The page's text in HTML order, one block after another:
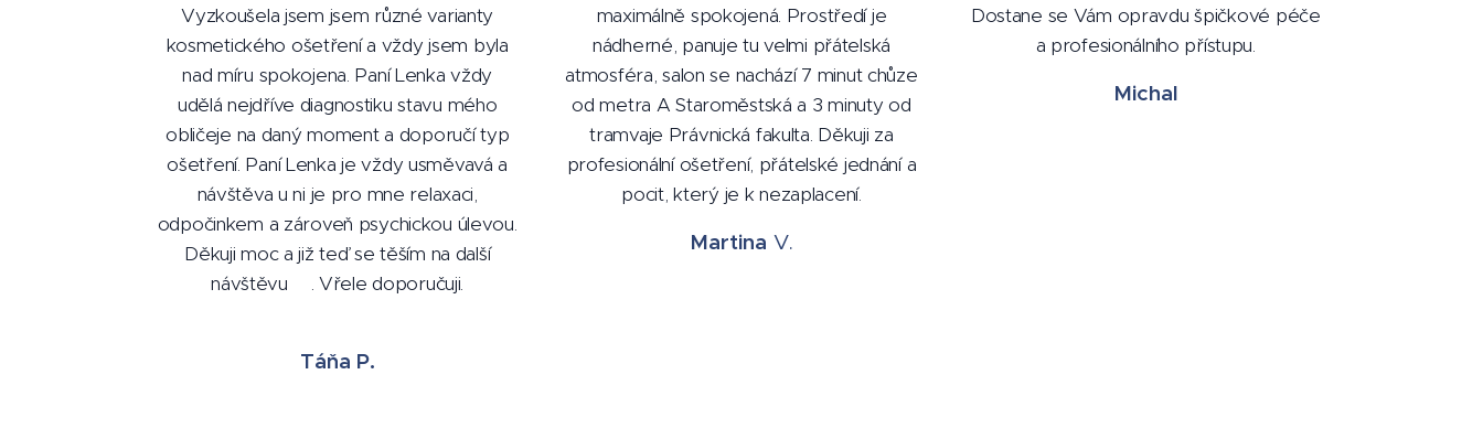
Vyzkoušela jsem jsem různé varianty
kosmetického ošetření a vždy jsem byla
nad míru spokojena. Paní Lenka vždy
udělá nejdříve diagnostiku stavu mého
obličeje na daný moment a doporučí typ
ošetření. Paní Lenka je vždy usměvavá a
návštěva u ni je pro mne relaxaci,
odpočinkem a zároveň psychickou úlevou.
Děkuji moc a již teď se těším na další
návštěvu🌺. Vřele doporučuji.
Táňa P.
maximálně spokojená. Prostředí je
nádherné, panuje tu velmi přátelská
atmosféra, salon se nachází 7 minut chůze
od metra A Staroměstská a 3 minuty od
tramvaje Právnická fakulta. Děkuji za
profesionální ošetření, přátelské jednání a
pocit, který je k nezaplacení.
Martina V.
Dostane se Vám opravdu špičkové péče
a profesionálního přístupu.
Michal